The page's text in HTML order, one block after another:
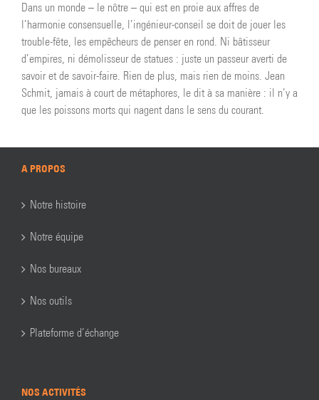
Dans un monde – le nôtre – qui est en proie aux affres de
l’harmonie consensuelle, l’ingénieur-conseil se doit de jouer les
trouble-fête, les empêcheurs de penser en rond. Ni bâtisseur
d’empires, ni démolisseur de statues : juste un passeur averti de
savoir et de savoir-faire. Rien de plus, mais rien de moins. Jean
Schmit, jamais à court de métaphores, le dit à sa manière : il n’y a
que les poissons morts qui nagent dans le sens du courant.
A PROPOS
Notre histoire
Notre équipe
Nos bureaux
Nos outils
Plateforme d’échange
NOS ACTIVITÉS